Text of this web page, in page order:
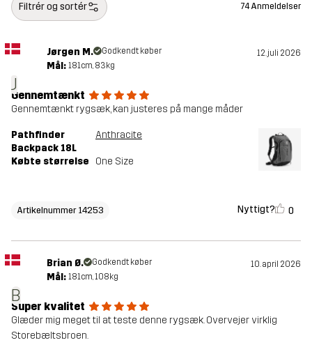
Bæredygtighed Bluesign® approved
Designet til VANDRING ALLROUND
Varenummer 14253_2891
Filtrér og sortér 74 Anmeldelser
J
Jørgen M. Godkendt køber 12. juli 2026
Mål: 181cm, 83kg
Gennemtænkt
Gennemtænkt rygsæk, kan justeres på mange måder
Pathfinder
Backpack 18L
Anthracite
Købte størrelse One Size
Artikelnummer 14253 Nyttigt? 0
B
Brian Ø. Godkendt køber 10. april 2026
Mål: 181cm, 108kg
Super kvalitet
Glæder mig meget til at teste denne rygsæk. Overvejer virklig
Storebæltsbroen.